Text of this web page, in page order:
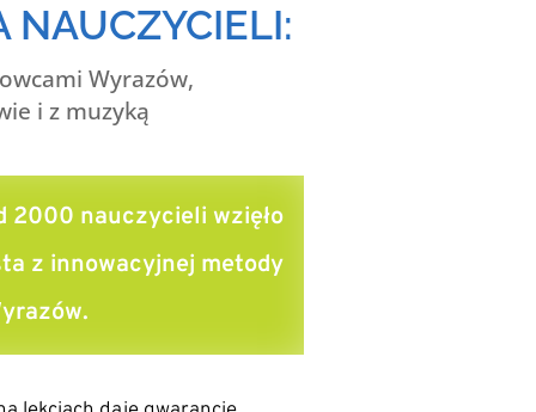
NAUCZYCIELI:
Wyrazów,
i z muzyką
2000 nauczycieli wzięło
z innowacyjnej metody